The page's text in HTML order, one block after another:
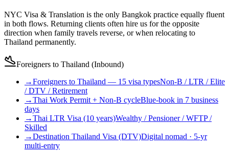
NYC Visa & Translation is the only Bangkok practice equally fluent
in both flows. Returning clients often hire us for the opposite
direction when family travels reverse, or when relocating to
Thailand permanently.
Foreigners to Thailand (Inbound)
→Foreigners to Thailand — 15 visa typesNon-B / LTR / Elite
/ DTV / Retirement
→Thai Work Permit + Non-B cycleBlue-book in 7 business
days
→Thai LTR Visa (10 years)Wealthy / Pensioner / WFTP /
Skilled
→Destination Thailand Visa (DTV)Digital nomad · 5-yr
multi-entry